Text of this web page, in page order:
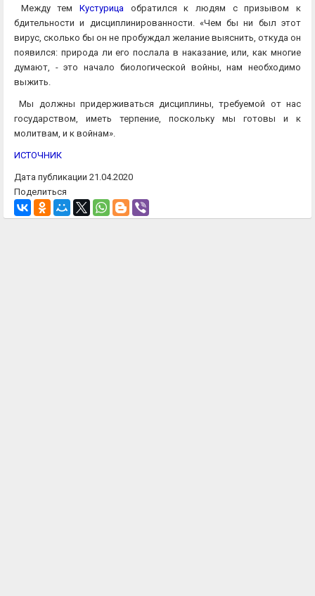
Между тем Кустурица обратился к людям с призывом к
бдительности и дисциплинированности. «Чем бы ни был этот
вирус, сколько бы он не пробуждал желание выяснить, откуда он
появился: природа ли его послала в наказание, или, как многие
думают, - это начало биологической войны, нам необходимо
выжить.
Мы должны придерживаться дисциплины, требуемой от нас
государством, иметь терпение, поскольку мы готовы и к
молитвам, и к войнам».
ИСТОЧНИК
Дата публикации 21.04.2020
Поделиться